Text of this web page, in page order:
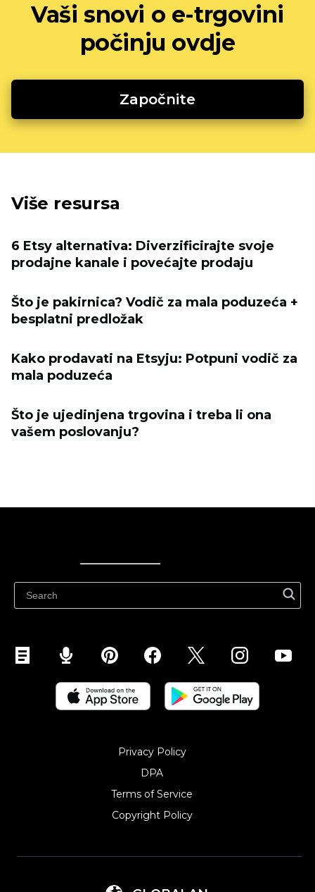
Vaši snovi o e-trgovini
počinju ovdje
Započnite
Više resursa
6 Etsy alternativa: Diverzificirajte svoje
prodajne kanale i povećajte prodaju
Što je pakirnica? Vodič za mala poduzeća +
besplatni predložak
Kako prodavati na Etsyju: Potpuni vodič za
mala poduzeća
Što je ujedinjena trgovina i treba li ona
vašem poslovanju?
Privacy Policy
DPA
Terms of Service
Copyright Policy‎